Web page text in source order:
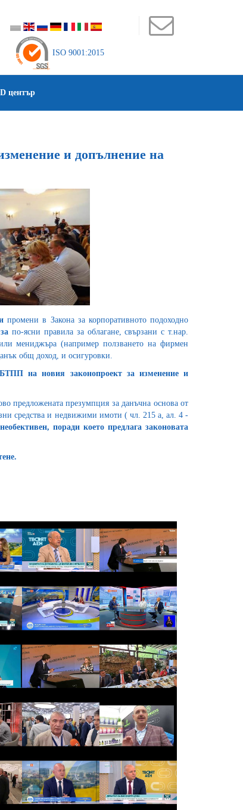
ISO 9001:2015
център
и допълнение на
промени в Закона за корпоративното подоходно
запо-ясни правила за облагане, свързани с т.нар.
мениджъра (например ползването на фирмен
общ доход, и осигуровки.
на новия законопроект за изменение и
предложената презумпция за данъчна основа от
средства и недвижими имоти ( чл. 215 а, ал. 4 -
поради което предлага законовата